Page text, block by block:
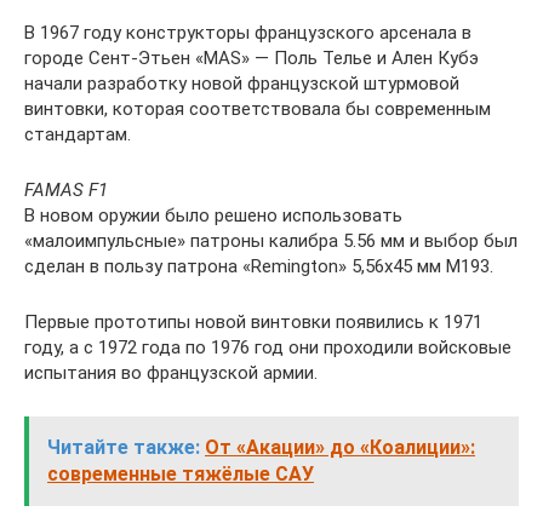
В 1967 году конструкторы французского арсенала в
городе Сент-Этьен «MAS» — Поль Телье и Ален Кубэ
начали разработку новой французской штурмовой
винтовки, которая соответствовала бы современным
стандартам.
FAMAS F1
В новом оружии было решено использовать
«малоимпульсные» патроны калибра 5.56 мм и выбор был
сделан в пользу патрона «Remington» 5,56х45 мм М193.
Первые прототипы новой винтовки появились к 1971
году, а с 1972 года по 1976 год они проходили войсковые
испытания во французской армии.
Читайте также: От «Акации» до «Коалиции»:
современные тяжёлые САУ